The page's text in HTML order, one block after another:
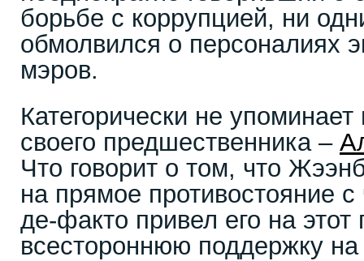
борьбе с коррупцией, ни
обмолвился о персоналиях
мэров.
Категорически не
своего предшественника –
Что говорит о том, что
на прямое противостояние
де-факто привел его на этот
всестороннюю поддержку